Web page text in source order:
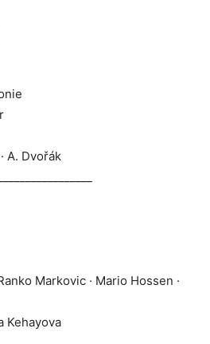
A. Dvořák
Markovic · Mario Hossen ·
Kehayova